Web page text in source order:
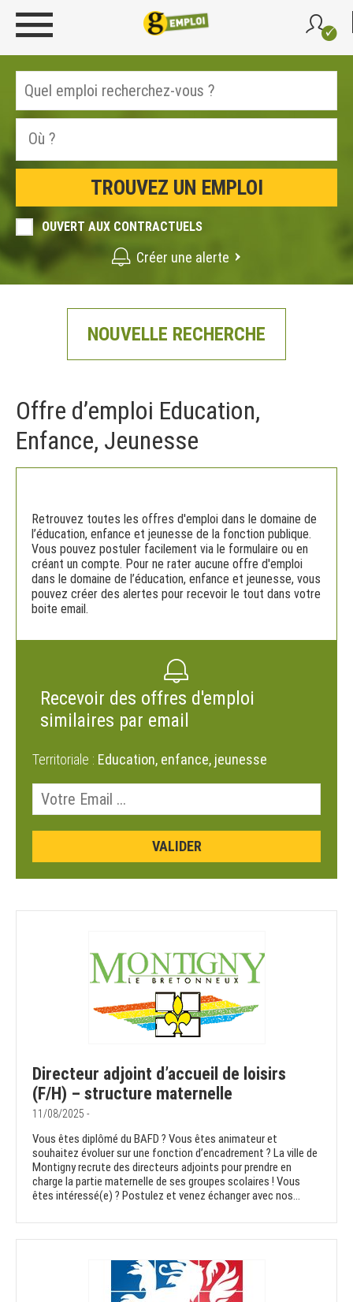
OUVERT AUX CONTRACTUELS
Créer une alerte
NOUVELLE RECHERCHE
Offre d’emploi Education,
Enfance, Jeunesse
Retrouvez toutes les offres d'emploi dans le domaine de
l’éducation, enfance et jeunesse de la fonction publique.
Vous pouvez postuler facilement via le formulaire ou en
créant un compte. Pour ne rater aucune offre d'emploi
dans le domaine de l’éducation, enfance et jeunesse, vous
pouvez créer des alertes pour recevoir le tout dans votre
boite email.
Recevoir des offres d'emploi
similaires par email
Territoriale : Education, enfance, jeunesse
Directeur adjoint d’accueil de loisirs
(F/H) – structure maternelle
11/08/2025 -
Vous êtes diplômé du BAFD ? Vous êtes animateur et
souhaitez évoluer sur une fonction d’encadrement ? La ville de
Montigny recrute des directeurs adjoints pour prendre en
charge la partie maternelle de ses groupes scolaires ! Vous
êtes intéressé(e) ? Postulez et venez échanger avec nos...